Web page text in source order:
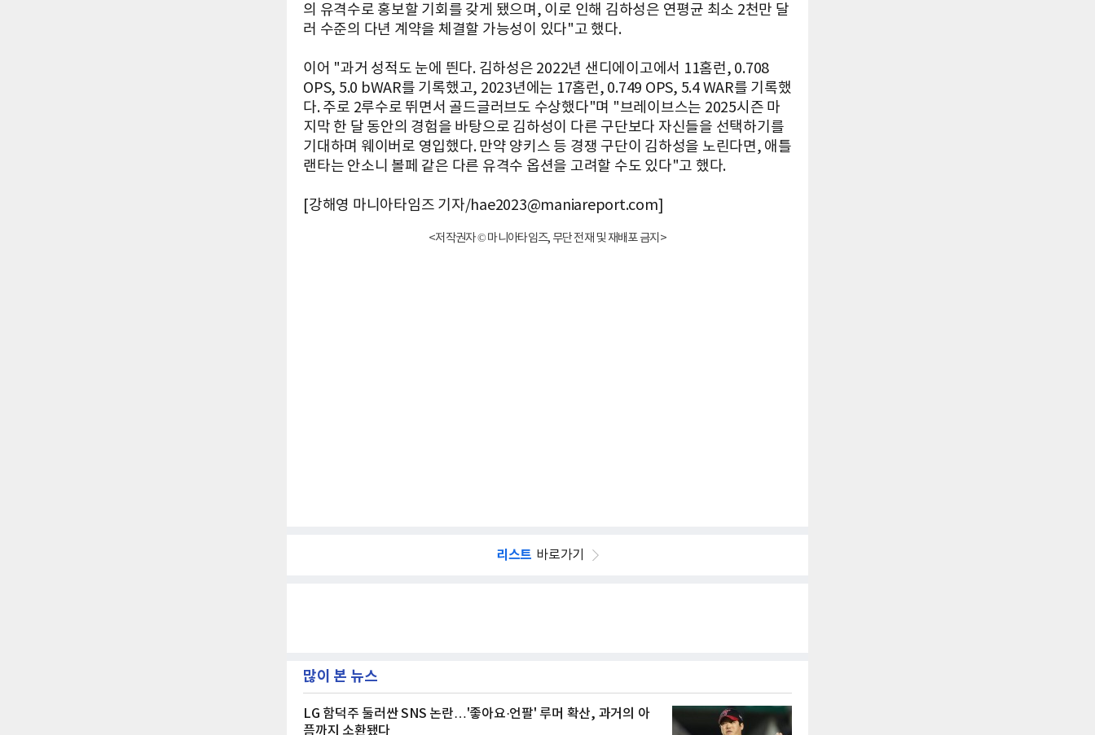
의 유격수로 홍보할 기회를 갖게 됐으며, 이로 인해 김하성은 연평균 최소 2천만 달
러 수준의 다년 계약을 체결할 가능성이 있다"고 했다.
이어 "과거 성적도 눈에 띈다. 김하성은 2022년 샌디에이고에서 11홈런, 0.708
OPS, 5.0 bWAR를 기록했고, 2023년에는 17홈런, 0.749 OPS, 5.4 WAR를 기록했
다. 주로 2루수로 뛰면서 골드글러브도 수상했다"며 "브레이브스는 2025시즌 마
지막 한 달 동안의 경험을 바탕으로 김하성이 다른 구단보다 자신들을 선택하기를
기대하며 웨이버로 영입했다. 만약 양키스 등 경쟁 구단이 김하성을 노린다면, 애틀
랜타는 안소니 볼페 같은 다른 유격수 옵션을 고려할 수도 있다"고 했다.
[강해영 마니아타임즈 기자/hae2023@maniareport.com]
<저작권자 © 마니아타임즈, 무단 전재 및 재배포 금지>
리스트 바로가기
많이 본 뉴스
LG 함덕주 둘러싼 SNS 논란…'좋아요·언팔' 루머 확산, 과거의 아
픔까지 소환됐다